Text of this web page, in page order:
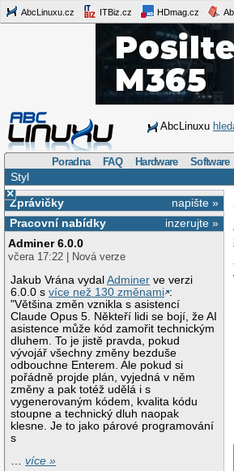
AbcLinuxu.cz ITBiz.cz HDmag.cz
AbcLinuxu
Poradna FAQ Hardware Software
Styl
×
napište »
Zprávičky
inzerujte »
Pracovní nabídky
Adminer 6.0.0
včera 17:22 | Nová verze
Jakub Vrána vydalAdminer ve verzi
6.0.0 svíce než 130 změnami :
"Většina změn vznikla s asistencí
Claude Opus 5. Někteří lidi se bojí, že AI
asistence může kód zamořit technickým
dluhem. To je jistě pravda, pokud
vývojář všechny změny bezduše
odbouchne Enterem. Ale pokud si
pořádně projde plán, vyjedná v něm
změny a pak totéž udělá i s
vygenerovaným kódem, kvalita kódu
stoupne a technický dluh naopak
klesne. Je to jako párové programování
s
…více »